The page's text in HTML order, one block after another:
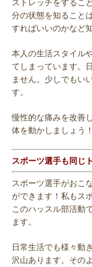
ストレッチをするこ
分の状態を知ること
すればいいのかなど
本人の生活スタイル
てしまっています。
ません。少しでもい
す。
慢性的な痛みを改善
体を動かしましょう！
スポーツ選手も同じ
スポーツ選手がおこ
ができます！私もス
このハッスル部活動
ます。
日常生活でも様々動
沢山あります。その